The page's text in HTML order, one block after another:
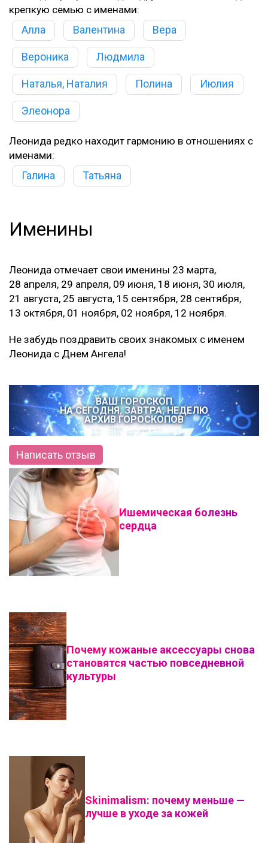
крепкую семью с именами:
Алла Валентина Вера
Вероника Людмила
Наталья, Наталия Полина Июлия
Элеонора
Леонида редко находит гармонию в отношениях с
именами:
Галина Татьяна
Именины
Леонида отмечает свои именины 23 марта,
28 апреля, 29 апреля, 09 июня, 18 июня, 30 июля,
21 августа, 25 августа, 15 сентября, 28 сентября,
13 октября, 01 ноября, 02 ноября, 12 ноября.
Не забудь поздравить своих знакомых с именем
Леонида с Днем Ангела!
ВАШ ГОРОСКОП
НА СЕГОДНЯ, ЗАВТРА, НЕДЕЛЮ
АРХИВ ГОРОСКОПОВ
Написать отзыв
Ишемическая болезнь
сердца
Почему кожаные аксессуары снова
становятся частью повседневной
культуры
Skinimalism: почему меньше —
лучше в уходе за кожей